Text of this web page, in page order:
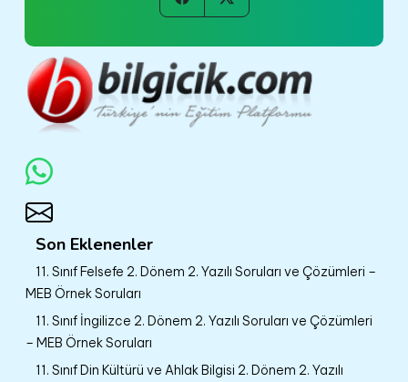
Son Eklenenler
11. Sınıf Felsefe 2. Dönem 2. Yazılı Soruları ve Çözümleri –
MEB Örnek Soruları
11. Sınıf İngilizce 2. Dönem 2. Yazılı Soruları ve Çözümleri
– MEB Örnek Soruları
11. Sınıf Din Kültürü ve Ahlak Bilgisi 2. Dönem 2. Yazılı